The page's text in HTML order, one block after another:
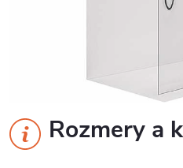
Rozmery a